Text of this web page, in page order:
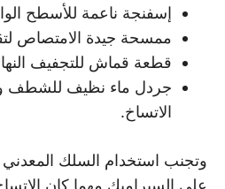
إسفنجة ناعمة للأسطح
ممسحة جيدة الامتصاص
قطعة قماش للتجفيف
جردل ماء نظيف للشطف
الاتساخ.
وتجنب استخدام السلك المعدني
على السيراميك مهما كان